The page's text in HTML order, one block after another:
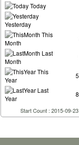
Today
Yesterday
This
Month
Last
Month
This
Year
Last
Year
Start Count : 2015-09-23